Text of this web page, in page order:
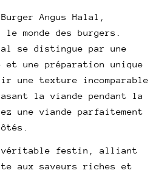
Angus Halal,
le monde des burgers.
se distingue par une
une préparation unique
une texture incomparable
la viande pendant la
une viande parfaitement
véritable festin, alliant
aux saveurs riches et
une question